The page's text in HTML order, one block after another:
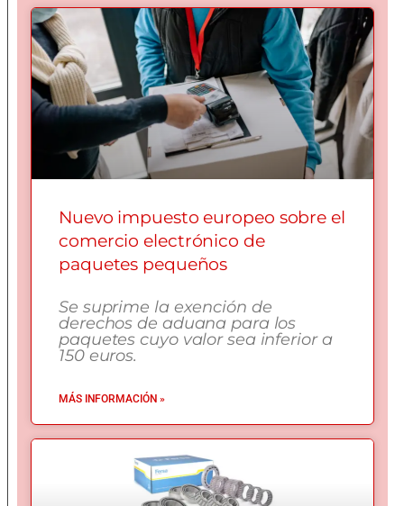
Nuevo impuesto europeo sobre el
comercio electrónico de
paquetes pequeños
Se suprime la exención de
derechos de aduana para los
paquetes cuyo valor sea inferior a
150 euros.
MÁS INFORMACIÓN »